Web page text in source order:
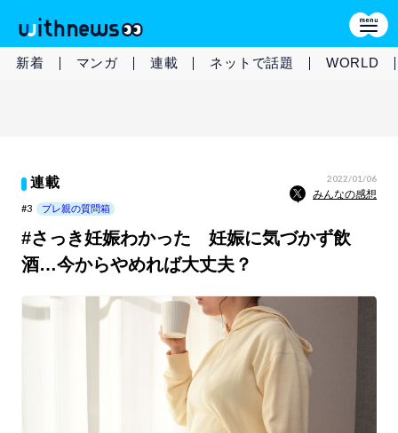
新着 マンガ 連載 ネットで話題 WORLD
連載 2022/01/06
みんなの感想
#3 プレ親の質問箱
#さっき妊娠わかった 妊娠に気づかず飲
酒…今からやめれば大丈夫？